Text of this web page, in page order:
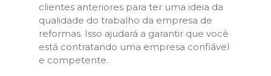
clientes anteriores para ter uma ideia da
qualidade do trabalho da empresa de
reformas. Isso ajudará a garantir que você
está contratando uma empresa confiável
e competente.